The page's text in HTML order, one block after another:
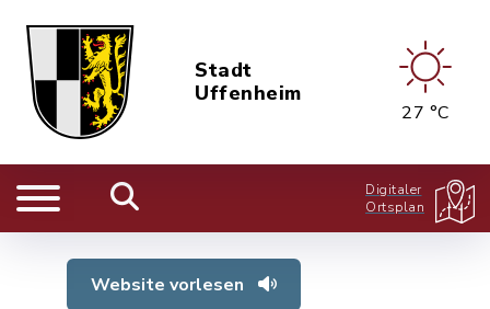
Stadt
Uffenheim
27 °C
Digitaler
Ortsplan
Website vorlesen